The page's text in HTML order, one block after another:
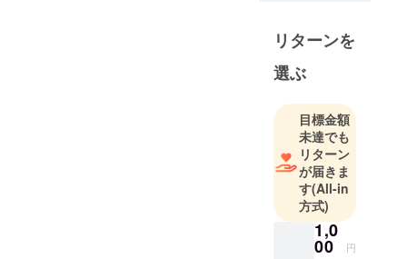
種イベント
の企画立
案・運営業
います。
リターンを
選ぶ
目標金額
未達でも
リターン
が届きま
す(All-in
方式)
1,0
00 円